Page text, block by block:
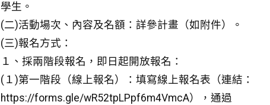
學生。
(二)活動場次、內容及名額：詳參計畫（如附件）。
(三)報名方式：
１、採兩階段報名，即日起開放報名：
(１)第一階段（線上報名）：填寫線上報名表（連結：
https://forms.gle/wR52tpLPpf6m4VmcA），通過